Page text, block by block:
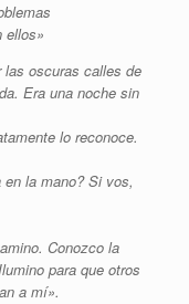
ellos»
las oscuras calles de
Era una noche sin
lo reconoce.
la mano? Si vos,
Conozco la
para que otros
a mí».